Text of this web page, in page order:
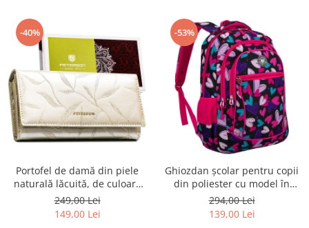
-40%
Portofel de damă din piele
naturală lăcuită, de culoare
bej, cu închidere cu capsă -
Peterson
249,00 Lei
149,00 Lei
-53%
Ghiozdan școlar pentru copii
din poliester cu model în
formă de inimă - Peterson
PTR-PTN BIEDRONKA G54
294,00 Lei
139,00 Lei